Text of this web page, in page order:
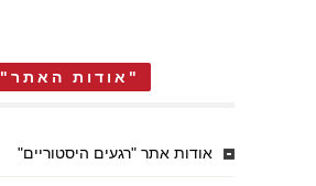
"אודות האתר"
אודות אתר "רגעים היסטוריים"